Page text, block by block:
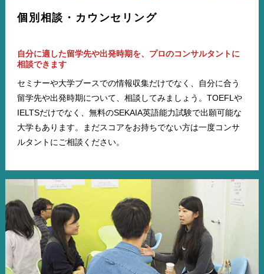
個別相談・カウンセリング
自分に適した留学先や出発時期を、プロのコンサルタントに
相談できます
セミナーや大学ブースでの情報収集だけでなく、自分に合う
留学先や出発時期について、相談してみましょう。TOEFLや
IELTSだけでなく、無料のSEKAIA英語能力試験で出願可能な
大学もあります。まだスコアをお持ちでない方は一度コンサ
ルタントにご相談ください。